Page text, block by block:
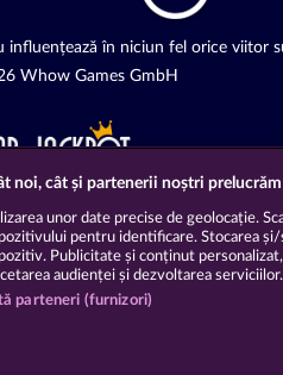
în niciun fel orice viitor
Whow Games GmbH
noi, cât și partenerii noștri
unor date precise de geolocație.
pentru identificare. Stocarea
Publicitate și conținut
audienței și dezvoltarea serviciilor.
parteneri (furnizori)